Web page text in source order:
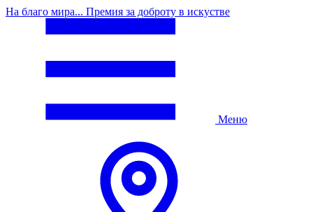
На благо мира... Премия за доброту в искустве
Меню